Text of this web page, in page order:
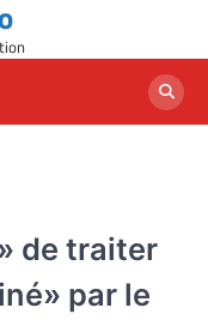
de traiter
par le